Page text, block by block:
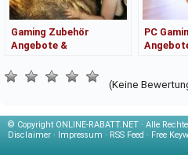
Gaming Zubehör
Angebote &
PC
(Keine
© Copyright ONLINE-RABATT.NET · Alle
Disclaimer · Impressum · RSS Feed · Free